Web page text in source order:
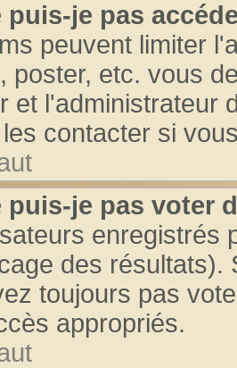
puis-je pas
peuvent limiter
poster, etc. vous
et l'administrateur
contacter si
puis-je pas voter
enregistrés
des
toujours pas
appropriés.